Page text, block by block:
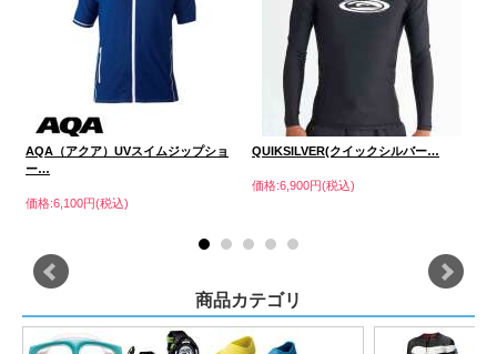
AQA（アクア）UVスイムジップショ
ー…
価格:6,100円(税込)
QUIKSILVER(クイックシルバー…
価格:6,900円(税込)
商品カテゴリ